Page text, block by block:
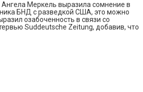
Меркель выразила сомнение в
БНД с разведкой США, это можно
озабоченность в связи со
Suddeutsche Zeitung, добавив, что